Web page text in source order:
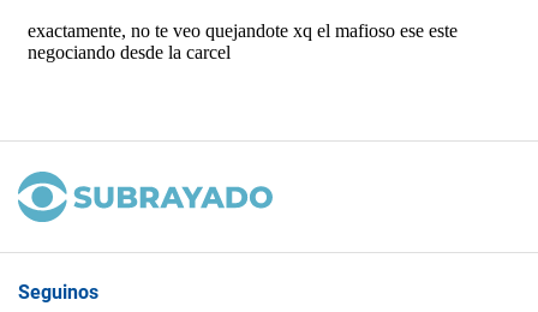
Seguinos